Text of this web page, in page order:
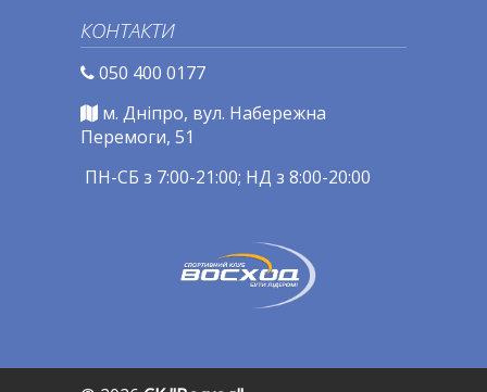
КОНТАКТИ
050 400 0177
м. Дніпро, вул. Набережна
Перемоги, 51
ПН-СБ з 7:00-21:00; НД з 8:00-20:00